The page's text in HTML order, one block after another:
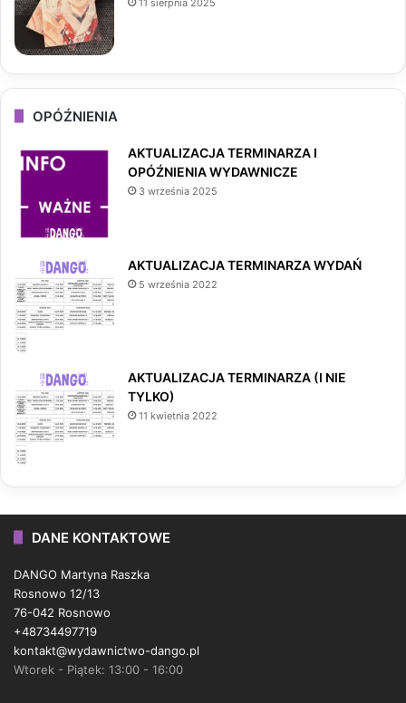
OPÓŹNIENIA
AKTUALIZACJA TERMINARZA I
OPÓŹNIENIA WYDAWNICZE
3 września 2025
AKTUALIZACJA TERMINARZA WYDAŃ
5 września 2022
AKTUALIZACJA TERMINARZA (I NIE
TYLKO)
11 kwietnia 2022
DANE KONTAKTOWE
DANGO Martyna Raszka
Rosnowo 12/13
76-042 Rosnowo
+48734497719
kontakt@wydawnictwo-dango.pl
Wtorek - Piątek: 13:00 - 16:00